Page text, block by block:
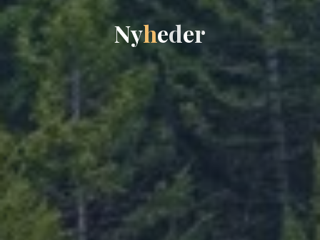
Nyheder